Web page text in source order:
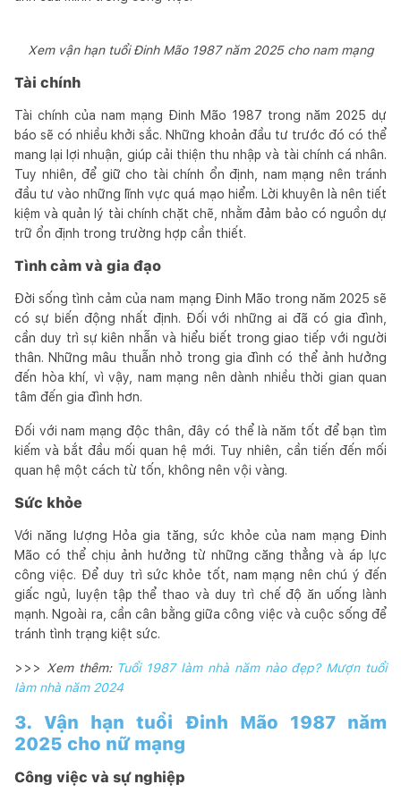
Xem vận hạn tuổi Đinh Mão 1987 năm 2025 cho nam mạng
Tài chính
Tài chính của nam mạng Đinh Mão 1987 trong năm 2025 dự
báo sẽ có nhiều khởi sắc. Những khoản đầu tư trước đó có thể
mang lại lợi nhuận, giúp cải thiện thu nhập và tài chính cá nhân.
Tuy nhiên, để giữ cho tài chính ổn định, nam mạng nên tránh
đầu tư vào những lĩnh vực quá mạo hiểm. Lời khuyên là nên tiết
kiệm và quản lý tài chính chặt chẽ, nhằm đảm bảo có nguồn dự
trữ ổn định trong trường hợp cần thiết.
Tình cảm và gia đạo
Đời sống tình cảm của nam mạng Đinh Mão trong năm 2025 sẽ
có sự biến động nhất định. Đối với những ai đã có gia đình,
cần duy trì sự kiên nhẫn và hiểu biết trong giao tiếp với người
thân. Những mâu thuẫn nhỏ trong gia đình có thể ảnh hưởng
đến hòa khí, vì vậy, nam mạng nên dành nhiều thời gian quan
tâm đến gia đình hơn.
Đối với nam mạng độc thân, đây có thể là năm tốt để bạn tìm
kiếm và bắt đầu mối quan hệ mới. Tuy nhiên, cần tiến đến mối
quan hệ một cách từ tốn, không nên vội vàng.
Sức khỏe
Với năng lượng Hỏa gia tăng, sức khỏe của nam mạng Đinh
Mão có thể chịu ảnh hưởng từ những căng thẳng và áp lực
công việc. Để duy trì sức khỏe tốt, nam mạng nên chú ý đến
giấc ngủ, luyện tập thể thao và duy trì chế độ ăn uống lành
mạnh. Ngoài ra, cần cân bằng giữa công việc và cuộc sống để
tránh tình trạng kiệt sức.
>>> Xem thêm: Tuổi 1987 làm nhà năm nào đẹp? Mượn tuổi
làm nhà năm 2024
3. Vận hạn tuổi Đinh Mão 1987 năm
2025 cho nữ mạng
Công việc và sự nghiệp